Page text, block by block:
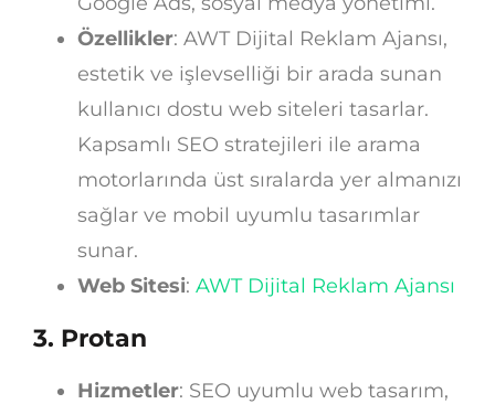
Özellikler: AWT Dijital Reklam Ajansı,
estetik ve işlevselliği bir arada sunan
kullanıcı dostu web siteleri tasarlar.
Kapsamlı SEO stratejileri ile arama
motorlarında üst sıralarda yer almanızı
sağlar ve mobil uyumlu tasarımlar
sunar.
Web Sitesi: AWT Dijital Reklam Ajansı
3. Protan
Hizmetler: SEO uyumlu web tasarım,